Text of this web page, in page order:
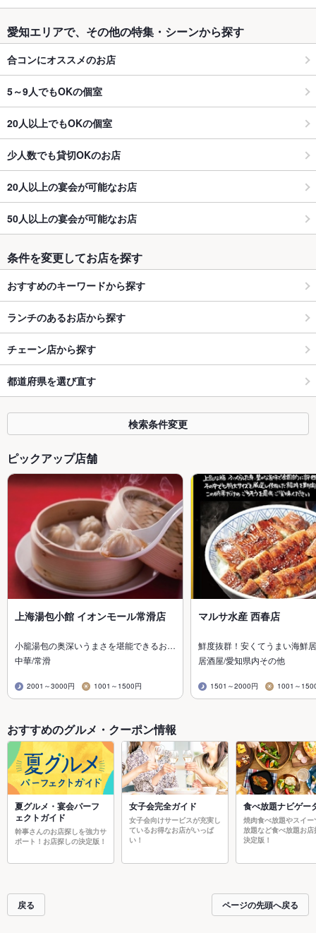
愛知エリアで、その他の特集・シーンから探す
合コンにオススメのお店
5～9人でもOKの個室
20人以上でもOKの個室
少人数でも貸切OKのお店
20人以上の宴会が可能なお店
50人以上の宴会が可能なお店
条件を変更してお店を探す
おすすめのキーワードから探す
ランチのあるお店から探す
チェーン店から探す
都道府県を選び直す
検索条件変更
ピックアップ店舗
上海湯包小館 イオンモール常滑店
小籠湯包の奥深いうまさを堪能できるお…
中華/常滑
2001～3000円 1001～1500円
マルサ水産 西春店
鮮度抜群！安くてうまい海鮮
居酒屋/愛知県内その他
1501～2000円 1001～
おすすめのグルメ・クーポン情報
夏グルメ・宴会パーフ
ェクトガイド
幹事さんのお店探しを強力サ
ポート！お店探しの決定版！
女子会完全ガイド
女子会向けサービスが充実し
ているお得なお店がいっぱ
い！
食べ放題ナビゲー
焼肉食べ放題やスイー
放題など食べ放題お店
決定版！
戻る ページの先頭へ戻る